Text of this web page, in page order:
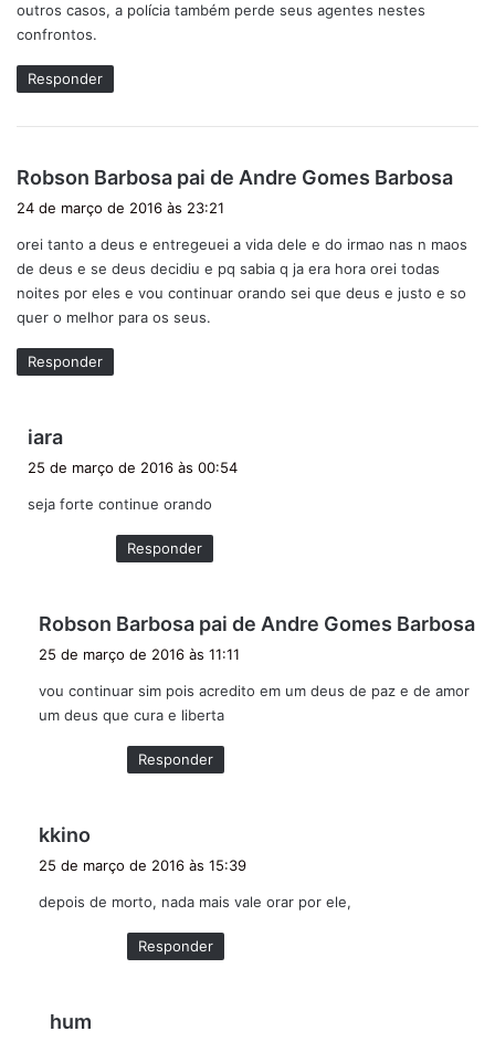
outros casos, a polícia também perde seus agentes nestes
confrontos.
Responder
Robson Barbosa pai de Andre Gomes Barbosa
s
:
24 de março de 2016 às 23:21
orei tanto a deus e entregeuei a vida dele e do irmao nas n maos
de deus e se deus decidiu e pq sabia q ja era hora orei todas
noites por eles e vou continuar orando sei que deus e justo e so
quer o melhor para os seus.
Responder
iara
s
25 de março de 2016 às 00:54
seja forte continue orando
Responder
Robson Barbosa pai de Andre Gomes Barbosa
25 de março de 2016 às 11:11
vou continuar sim pois acredito em um deus de paz e de amor
um deus que cura e liberta
Responder
kkino
s
25 de março de 2016 às 15:39
depois de morto, nada mais vale orar por ele,
Responder
hum